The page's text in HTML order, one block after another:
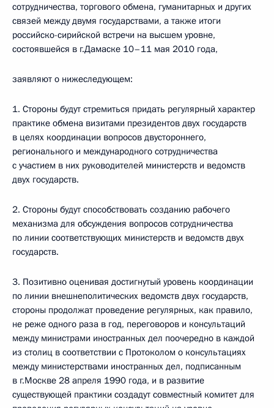
сотрудничества, торгового обмена, гуманитарных и других
связей между двумя государствами, а также итоги
российско-сирийской встречи на высшем уровне,
состоявшейся в г.Дамаске 10–11 мая 2010 года,
заявляют о нижеследующем:
1. Стороны будут стремиться придать регулярный характер
практике обмена визитами президентов двух государств
в целях координации вопросов двустороннего,
регионального и международного сотрудничества
с участием в них руководителей министерств и ведомств
двух государств.
2. Стороны будут способствовать созданию рабочего
механизма для обсуждения вопросов сотрудничества
по линии соответствующих министерств и ведомств двух
государств.
3. Позитивно оценивая достигнутый уровень координации
по линии внешнеполитических ведомств двух государств,
стороны продолжат проведение регулярных, как правило,
не реже одного раза в год, переговоров и консультаций
между министрами иностранных дел поочередно в каждой
из столиц в соответствии с Протоколом о консультациях
между министерствами иностранных дел, подписанным
в г.Москве 28 апреля 1990 года, и в развитие
существующей практики создадут совместный комитет для